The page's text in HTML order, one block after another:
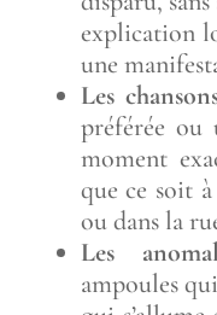
explication
une
Les
préférée ou
moment
que ce soit
ou dans la
Les
ampoules